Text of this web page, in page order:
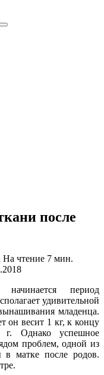
после
На чтение 7 мин.
начинается период
удивительной
младенца.
он весит 1 кг, к концу
г. Однако успешное
проблем, одной из
в матке после родов.